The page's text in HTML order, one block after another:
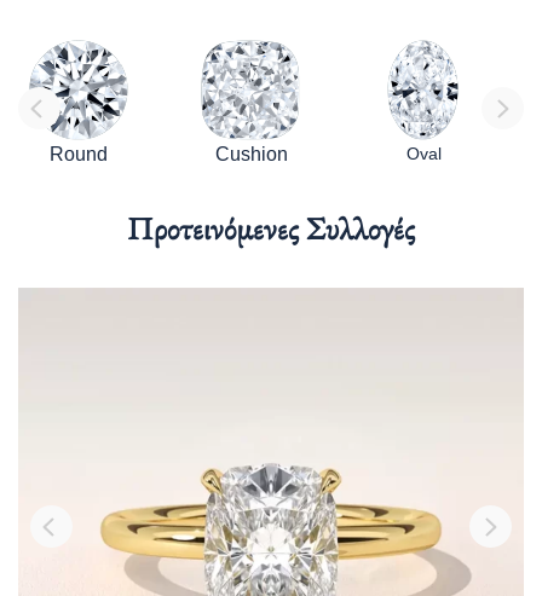
Round Cushion Oval
Προτεινόμενες Συλλογές